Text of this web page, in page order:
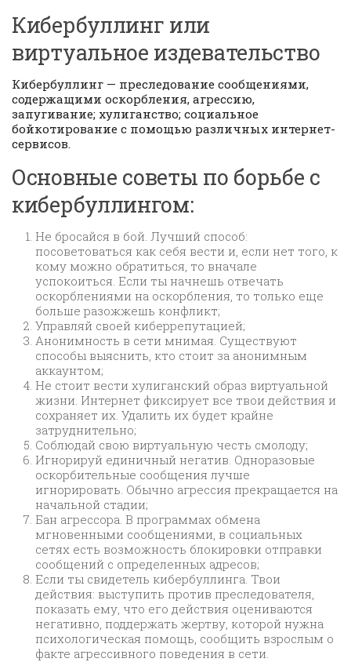
Кибербуллинг или
виртуальное издевательство
Кибербуллинг — преследование сообщениями,
содержащими оскорбления, агрессию,
запугивание; хулиганство; социальное
бойкотирование с помощью различных интернет-
сервисов.
Основные советы по борьбе с
кибербуллингом:
Не бросайся в бой. Лучший способ:
посоветоваться как себя вести и, если нет того, к
кому можно обратиться, то вначале
успокоиться. Если ты начнешь отвечать
оскорблениями на оскорбления, то только еще
больше разожжешь конфликт;
Управляй своей киберрепутацией;
Анонимность в сети мнимая. Существуют
способы выяснить, кто стоит за анонимным
аккаунтом;
Не стоит вести хулиганский образ виртуальной
жизни. Интернет фиксирует все твои действия и
сохраняет их. Удалить их будет крайне
затруднительно;
Соблюдай свою виртуальную честь смолоду;
Игнорируй единичный негатив. Одноразовые
оскорбительные сообщения лучше
игнорировать. Обычно агрессия прекращается на
начальной стадии;
Бан агрессора. В программах обмена
мгновенными сообщениями, в социальных
сетях есть возможность блокировки отправки
сообщений с определенных адресов;
Если ты свидетель кибербуллинга. Твои
действия: выступить против преследователя,
показать ему, что его действия оцениваются
негативно, поддержать жертву, которой нужна
психологическая помощь, сообщить взрослым о
факте агрессивного поведения в сети.